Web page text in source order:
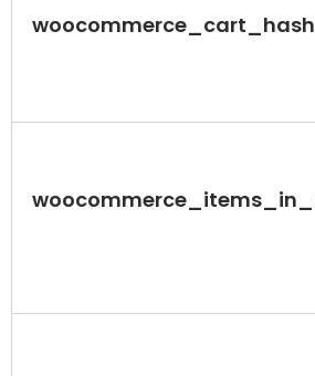
woocommerce_cart_hash